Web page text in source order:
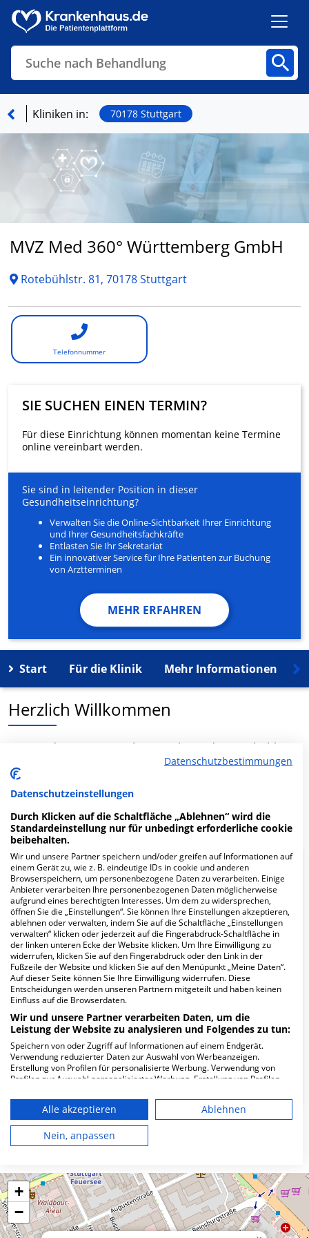
Suche nach Behandlung
Finden
Kliniken in: 70178 Stuttgart
MVZ Med 360° Württemberg GmbH
Rotebühlstr. 81, 70178 Stuttgart
Telefonnummer
SIE SUCHEN EINEN TERMIN?
Für diese Einrichtung können momentan keine Termine
online vereinbart werden.
Sie sind in leitender Position in dieser
Gesundheitseinrichtung?
Verwalten Sie die Online-Sichtbarkeit Ihrer Einrichtung
und Ihrer Gesundheitsfachkräfte
Entlasten Sie Ihr Sekretariat
Ein innovativer Service für Ihre Patienten zur Buchung
von Arztterminen
MEHR ERFAHREN
Start Für die Klinik Mehr Informationen
Herzlich Willkommen
MVZ Med 360° Württemberg GmbH in der Rotebühlstr.
81 ist ein medizinisches Versorgungszentrum in
Stuttgart.
Mehr Informationen
FAQ
Hier ﬁnden Sie häuﬁg gestellte Fragen zu dieser Klinik.
Wie lautet die Adresse von MVZ Med 360°
Württemberg GmbH?
Rotebühlstr. 81
Wie ist die Telefonnummer von MVZ Med 360°
Württemberg GmbH?
Karte
+
−
Datenschutzbestimmungen
Datenschutzeinstellungen
Durch Klicken auf die Schaltfläche „Ablehnen“ wird die
Standardeinstellung nur für unbedingt erforderliche cookie
beibehalten.
Wir und unsere Partner speichern und/oder greifen auf Informationen auf
einem Gerät zu, wie z. B. eindeutige IDs in cookie und anderen
Browserspeichern, um personenbezogene Daten zu verarbeiten. Einige
Anbieter verarbeiten Ihre personenbezogenen Daten möglicherweise
aufgrund eines berechtigten Interesses. Um dem zu widersprechen,
öffnen Sie die „Einstellungen“. Sie können Ihre Einstellungen akzeptieren,
ablehnen oder verwalten, indem Sie auf die Schaltfläche „Einstellungen
verwalten“ klicken oder jederzeit auf die Fingerabdruck-Schaltfläche in
der linken unteren Ecke der Website klicken. Um Ihre Einwilligung zu
widerrufen, klicken Sie auf den Fingerabdruck oder den Link in der
Fußzeile der Website und klicken Sie auf den Menüpunkt „Meine Daten“.
Auf dieser Seite können Sie Ihre Einwilligung widerrufen. Diese
Entscheidungen werden unseren Partnern mitgeteilt und haben keinen
Einfluss auf die Browserdaten.
Wir und unsere Partner verarbeiten Daten, um die
Leistung der Website zu analysieren und Folgendes zu tun:
Speichern von oder Zugriff auf Informationen auf einem Endgerät.
Verwendung reduzierter Daten zur Auswahl von Werbeanzeigen.
Erstellung von Profilen für personalisierte Werbung. Verwendung von
Profilen zur Auswahl personalisierter Werbung. Erstellung von Profilen
personalisierter Inhalte. Messung der Werbeleistung. Messung der
Performance von Inhalten. Analyse von Zielgruppen durch Statistiken
oder Kombinationen von Daten aus verschiedenen Quellen. Entwicklung
und Verbesserung der Angebote. Verwendung reduzierter Daten zur
Auswahl von Inhalten.
Ihre Einwilligung und die cookie Richtlinie gelten ausschließlich für diese
Website/App.
Partnerliste anzeigen (1 IAB-Anbieter)
Wir nutzen Ihre Daten für folgende Zwecke:
Alle akzeptieren
Ablehnen
Nein, anpassen